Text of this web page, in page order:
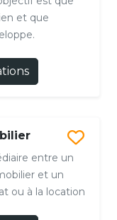
et que
entre un
et un
ou à la location